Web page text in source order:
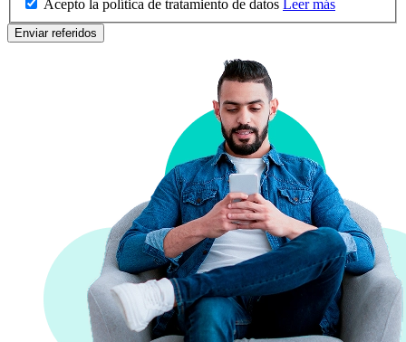
Acepto la política de tratamiento de datos Leer más
Enviar referidos